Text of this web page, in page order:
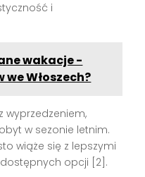
i
wakacje -
Włoszech?
wyprzedzeniem,
w sezonie letnim.
wiąże się z lepszymi
opcji [2].